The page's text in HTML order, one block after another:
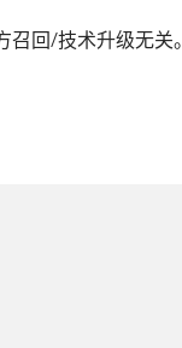
回/技术升级无关。